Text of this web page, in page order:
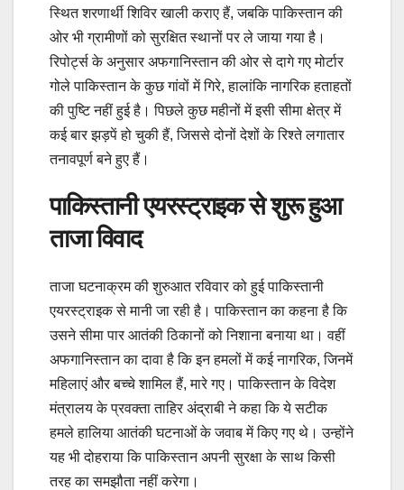
स्थित शरणार्थी शिविर खाली कराए हैं, जबकि पाकिस्तान की
ओर भी ग्रामीणों को सुरक्षित स्थानों पर ले जाया गया है।
रिपोर्ट्स के अनुसार अफगानिस्तान की ओर से दागे गए मोर्टार
गोले पाकिस्तान के कुछ गांवों में गिरे, हालांकि नागरिक हताहतों
की पुष्टि नहीं हुई है। पिछले कुछ महीनों में इसी सीमा क्षेत्र में
कई बार झड़पें हो चुकी हैं, जिससे दोनों देशों के रिश्ते लगातार
तनावपूर्ण बने हुए हैं।
पाकिस्तानी एयरस्ट्राइक से शुरू हुआ
ताजा विवाद
ताजा घटनाक्रम की शुरुआत रविवार को हुई पाकिस्तानी
एयरस्ट्राइक से मानी जा रही है। पाकिस्तान का कहना है कि
उसने सीमा पार आतंकी ठिकानों को निशाना बनाया था। वहीं
अफगानिस्तान का दावा है कि इन हमलों में कई नागरिक, जिनमें
महिलाएं और बच्चे शामिल हैं, मारे गए। पाकिस्तान के विदेश
मंत्रालय के प्रवक्ता ताहिर अंद्राबी ने कहा कि ये सटीक
हमले हालिया आतंकी घटनाओं के जवाब में किए गए थे। उन्होंने
यह भी दोहराया कि पाकिस्तान अपनी सुरक्षा के साथ किसी
तरह का समझौता नहीं करेगा।